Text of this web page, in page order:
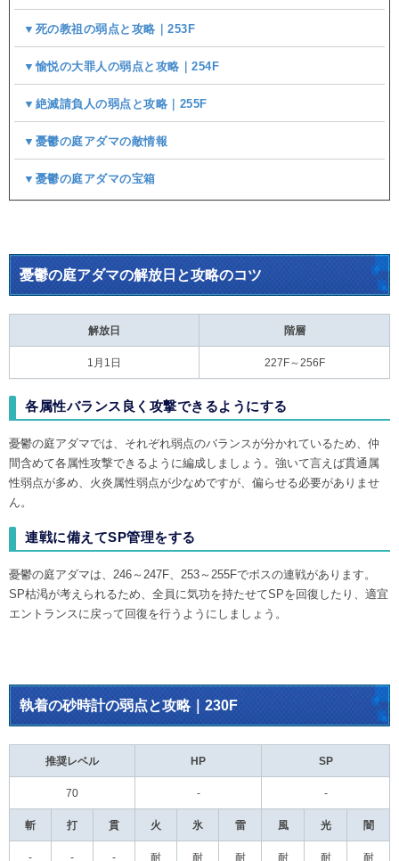
▼死の教祖の弱点と攻略｜253F
▼愉悦の大罪人の弱点と攻略｜254F
▼絶滅請負人の弱点と攻略｜255F
▼憂鬱の庭アダマの敵情報
▼憂鬱の庭アダマの宝箱
憂鬱の庭アダマの解放日と攻略のコツ
解放日 階層
1月1日 227F～256F
各属性バランス良く攻撃できるようにする
憂鬱の庭アダマでは、それぞれ弱点のバランスが分かれているため、仲
間含めて各属性攻撃できるように編成しましょう。強いて言えば貫通属
性弱点が多め、火炎属性弱点が少なめですが、偏らせる必要がありませ
ん。
連戦に備えてSP管理をする
憂鬱の庭アダマは、246～247F、253～255Fでボスの連戦があります。
SP枯渇が考えられるため、全員に気功を持たせてSPを回復したり、適宜
エントランスに戻って回復を行うようにしましょう。
執着の砂時計の弱点と攻略｜230F
推奨レベル HP SP
70 - -
斬 打 貫 火 氷 雷 風 光 闇
- - - 耐 耐 耐 耐 耐 耐